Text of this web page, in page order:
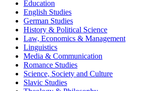
Education
English Studies
German Studies
History & Political Science
Law, Economics & Management
Linguistics
Media & Communication
Romance Studies
Science, Society and Culture
Slavic Studies